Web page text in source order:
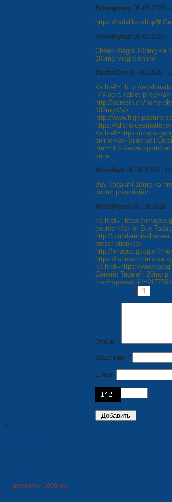
Briangoany 06.08.2026 -
https://tadaliko.shop/#
TimothyNaf 06.08.2026 -
Cheap Viagra 100mg <a
100mg Viagra online
DustinCen 06.08.2026 -
<a href=" http://
">Viagra Tablet price</
http://asresin.cn/
100mg</a>
http://www.high-pasture-
https://
<a href=https://
online</a> Sildenafil
href=http://
price
AlvinNuh 06.08.2026 -
Buy Tadalafil 10mg <a
doctor prescription
WilliePesse 06.08.2026 -
<a href=" https://
counter</a> or Buy
http://
prescription</a>
http://images.google.fm/
https://
<a href=https://
Generic Tadalafil 20mg
1
Отзыв *
Ваше имя *
E-mail
-->
для колеи 1000 мм